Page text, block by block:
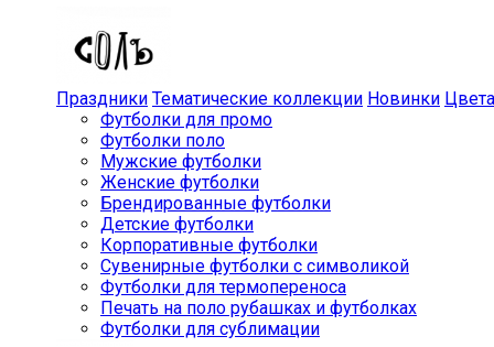
Праздники Тематические коллекции Новинки Цвета
Футболки для промо
Футболки поло
Мужские футболки
Женские футболки
Брендированные футболки
Детские футболки
Корпоративные футболки
Сувенирные футболки с символикой
Футболки для термопереноса
Печать на поло рубашках и футболках
Футболки для сублимации